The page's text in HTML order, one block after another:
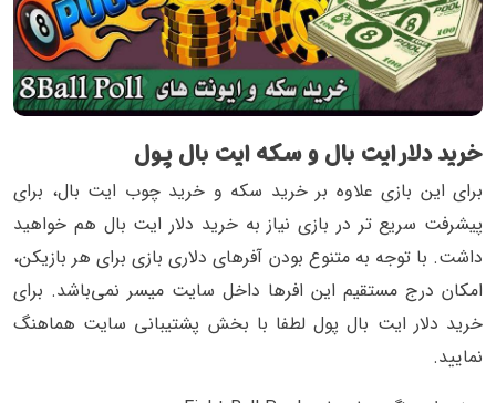
خرید دلار ایت بال و سکه ایت بال پول
برای این بازی علاوه بر خرید سکه و خرید چوب ایت بال، برای
پیشرفت سریع تر در بازی نیاز به خرید دلار ایت بال هم خواهید
داشت. با توجه به متنوع بودن آفرهای دلاری بازی برای هر بازیکن،
امکان درج مستقیم این افرها داخل سایت میسر نمی‌باشد. برای
خرید دلار ایت بال پول لطفا با بخش پشتیبانی سایت هماهنگ
نمایید.